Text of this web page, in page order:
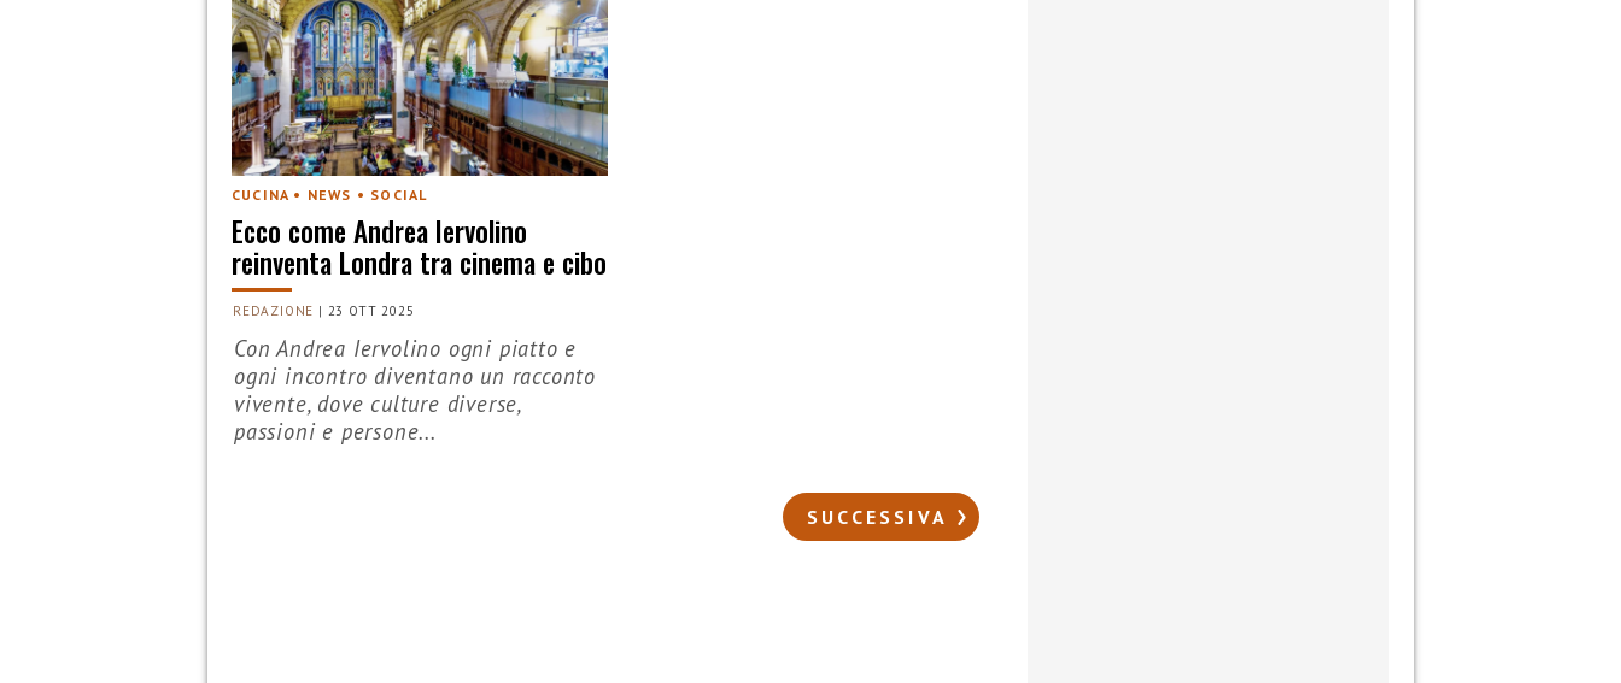
CUCINA • NEWS • SOCIAL
Ecco come Andrea Iervolino
reinventa Londra tra cinema e cibo
REDAZIONE | 23 OTT 2025
Con Andrea Iervolino ogni piatto e
ogni incontro diventano un racconto
vivente, dove culture diverse,
passioni e persone...
SUCCESSIVA